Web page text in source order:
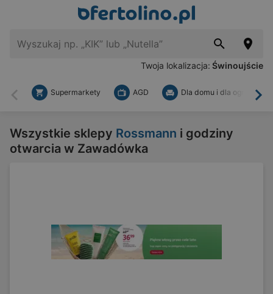
Twoja lokalizacja: Świnoujście
Wstecz
Supermarkety AGD Dla domu i dla ogrodu
Wszystkie sklepy Rossmann i godziny
otwarcia w Zawadówka